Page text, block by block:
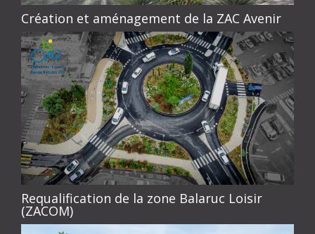
Création et aménagement de la ZAC Avenir
Requalification de la zone Balaruc Loisir
(ZACOM)